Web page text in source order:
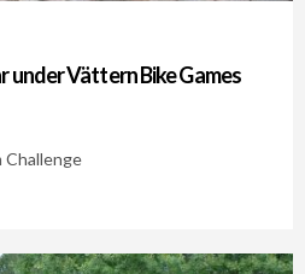
under Vättern Bike Games
Challenge